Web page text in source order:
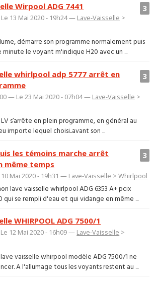
3
Wirpool ADG 7441
13 Mai 2020 - 19h24 — Lave-Vaisselle >
démarre son programme normalement puis
le voyant m'indique H20 avec un ...
3
whirlpool adp 5777 arrêt en
— Le 23 Mai 2020 - 07h04 — Lave-Vaisselle >
s’arrête en plein programme, en général au
importe lequel choisi..avant son ...
3
les témoins marche arrêt
même temps
Mai 2020 - 19h31 — Lave-Vaisselle >Whirlpool
lave vaisselle whirlpool ADG 6353 A+ pcix
qui se rempli d'eau et qui vidange en même ...
WHIRPOOL ADG 7500/1
12 Mai 2020 - 16h09 — Lave-Vaisselle >
vaisselle whirpool modèle ADG 7500/1 ne
A l'allumage tous les voyants restent au ...